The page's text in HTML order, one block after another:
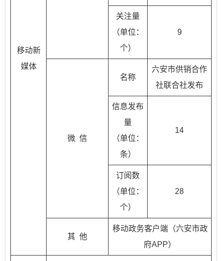
移动新
媒体
关注量
（单位：
个）
9
微 信
名称
六安市供销合作
社联合社发布
信息发布
量
（单位：
条）
14
订阅数
（单位：
个）
28
其 他
移动政务客户端（六安市政
府APP）